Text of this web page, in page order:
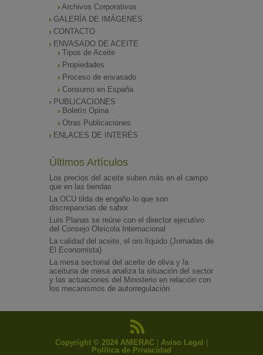
Archivos Corporativos
GALERÍA DE IMÁGENES
CONTACTO
ENVASADO DE ACEITE
Tipos de Aceite
Propiedades
Proceso de envasado
Consumo en España
PUBLICACIONES
Boletín Opina
Otras Publicaciones
ENLACES DE INTERÉS
Últimos Artículos
Los precios del aceite suben más en el campo
que en las tiendas
La OCU tilda de engaño lo que son
discrepancias de sabor
Luis Planas se reúne con el director ejecutivo
del Consejo Oleícola Internacional
La calidad del aceite, el oro líquido (Jornadas de
El Economista)
La mesa sectorial del aceite de oliva y la
aceituna de mesa analiza la situación del sector
y las actuaciones del Ministerio en relación con
los mecanismos de autorregulación
Copyright © 2024 ANIERAC Aviso Legal
Política de Privacidad